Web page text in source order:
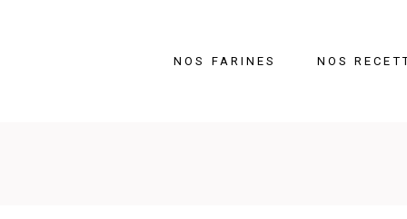
NOS FARINES NOS